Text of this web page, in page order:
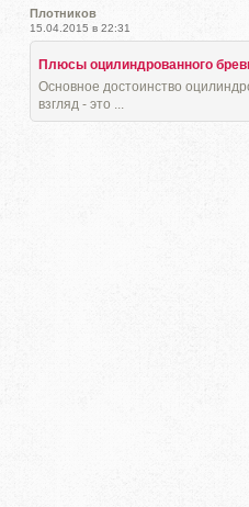
Плотников
15.04.2015 в 22:31
Плюсы оцилиндрованного
Основное достоинство
взгляд - это ...